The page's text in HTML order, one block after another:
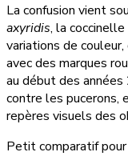
La confusion vient
axyridis, la
variations de
avec des marques
au début des
contre les pucerons,
repères visuels des
Petit comparatif